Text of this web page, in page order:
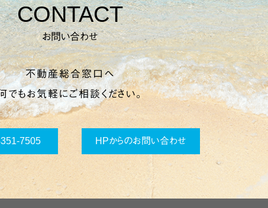
CONTACT
お問い合わせ
不動産総合窓口へ
でもお気軽にご相談ください。
7505 HPからのお問い合わせ